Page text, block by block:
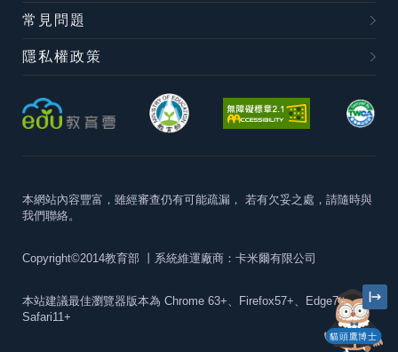
貓頭鷹博士
常見問題
隱私權政策
本網站內容豐富，雖經審查仍有可能疏漏， 若有欠妥之處，請隨時與
我們聯絡。
Copyright©2014教育部 丨系統維運廠商：卡米爾有限公司
本站建議最佳瀏覽器版本為 Chrome 63+、Firefox57+、Edge79+及
Safari11+